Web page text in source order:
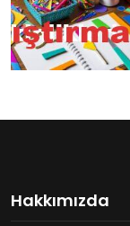
Hakkımızda